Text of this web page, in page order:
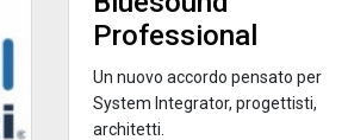
Professional
Un nuovo accordo pensato per
System Integrator, progettisti,
architetti.